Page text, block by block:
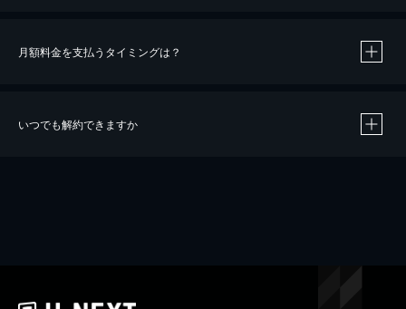
※40％ポイント還元の対象は、クレジットカード決済による作品の購入 / レンタルです。
iOSアプリのUコイン決済による作品の購入 / レンタルは、20％のポイント還元です。
月額料金を支払うタイミングは？
いつでも解約できますか